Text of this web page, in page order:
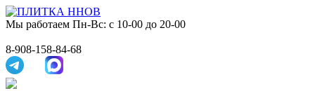
Мы работаем Пн-Вс: с 10-00 до 20-00
8-908-158-84-68